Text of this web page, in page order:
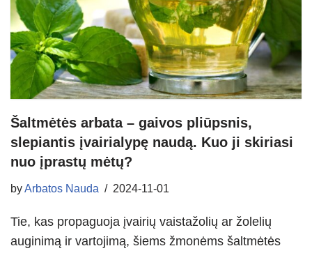
Šaltmėtės arbata – gaivos pliūpsnis,
slepiantis įvairialypę naudą. Kuo ji skiriasi
nuo įprastų mėtų?
byArbatos Nauda 2024-11-01
Tie, kas propaguoja įvairių vaistažolių ar žolelių
auginimą ir vartojimą, šiems žmonėms šaltmėtės